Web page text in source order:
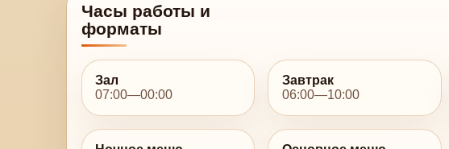
Часы работы и
форматы
Зал
07:00—00:00
Завтрак
06:00—10:00